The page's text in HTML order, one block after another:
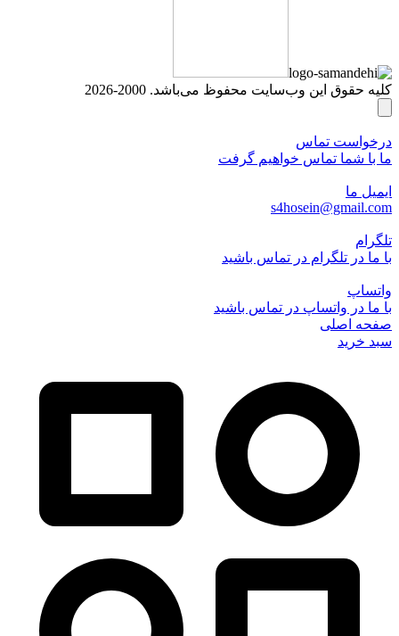
کلیه حقوق این وب‌سایت محفوظ می‌باشد. 2000-2026
درخواست تماس
ما با شما تماس خواهیم گرفت
ایمیل ما
s4hosein@gmail.com
تلگرام
با ما در تلگرام در تماس باشید
واتساپ
با ما در واتساپ در تماس باشید
صفحه اصلی
سبد خرید